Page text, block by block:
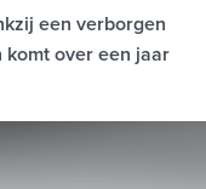
een verborgen
komt over een jaar